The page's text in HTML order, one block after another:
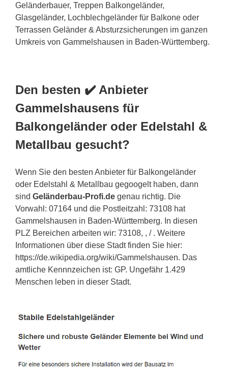
Geländerbauer, Treppen Balkongeländer,
Glasgeländer, Lochblechgeländer für Balkone oder
Terrassen Geländer & Absturzsicherungen im ganzen
Umkreis von Gammelshausen in Baden-Württemberg.
Den besten ✔️ Anbieter
Gammelshausens für
Balkongeländer oder Edelstahl &
Metallbau gesucht?
Wenn Sie den besten Anbieter für Balkongeländer
oder Edelstahl & Metallbau gegoogelt haben, dann
sind Geländerbau-Profi.de genau richtig. Die
Vorwahl: 07164 und die Postleitzahl: 73108 hat
Gammelshausen in Baden-Württemberg. In diesen
PLZ Bereichen arbeiten wir: 73108, , / . Weitere
Informationen über diese Stadt finden Sie hier:
https://de.wikipedia.org/wiki/Gammelshausen. Das
amtliche Kennnzeichen ist: GP. Ungefähr 1.429
Menschen leben in dieser Stadt.